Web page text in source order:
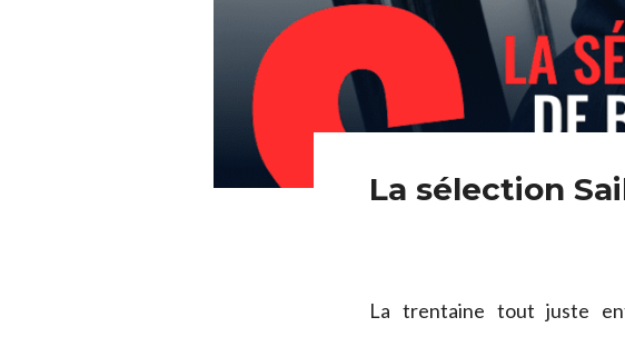
La sélection
La trentaine tout juste